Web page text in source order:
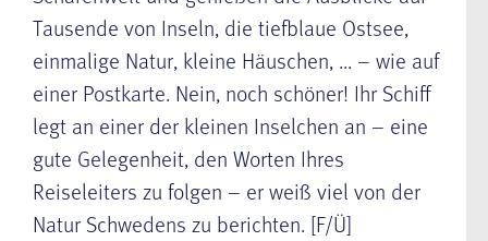
Tausende von Inseln, die tiefblaue Ostsee,
einmalige Natur, kleine Häuschen, ... – wie auf
einer Postkarte. Nein, noch schöner! Ihr Schiff
legt an einer der kleinen Inselchen an – eine
gute Gelegenheit, den Worten Ihres
Reiseleiters zu folgen – er weiß viel von der
Natur Schwedens zu berichten. [F/Ü]